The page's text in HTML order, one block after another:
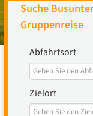
Suche
Gruppenreise
Abfahrtsort
Zielort